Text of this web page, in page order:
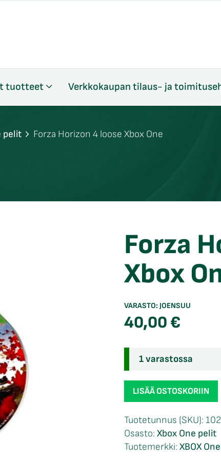
tuotteet Verkkokaupan tilaus- ja
pelit Forza Horizon 4 loose Xbox One
Forza
Xbox
VARASTO: JOENSUU
40,00€
1 varastossa
Forza
Horizon
loose
Xbox
One
LISÄÄ OSTOSKORIIN
Tuotetunnus (SKU):
Osasto: Xbox One pelit
Tuotemerkki: XBOX One